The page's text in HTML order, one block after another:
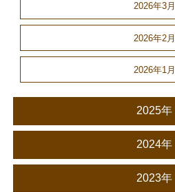
2026年3月
2026年2月
2026年1月
2025年
2024年
2023年